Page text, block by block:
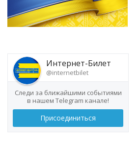
Интернет-Билет
@internetbilet
Следи за ближайшими событиями
в нашем Telegram канале!
Присоединиться